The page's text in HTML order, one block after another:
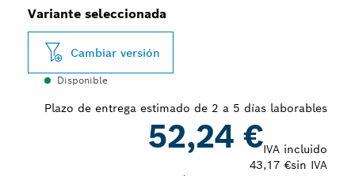
Variante seleccionada
Cambiar versión
Disponible
Plazo de entrega estimado de 2 a 5 días laborables
52,24 €IVA incluido
43,17 €sin IVA